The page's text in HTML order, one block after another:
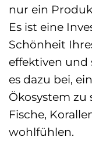
nur ein
Es ist eine
Schönheit
effektiven
es dazu bei,
Ökosystem zu
Fische,
wohlfühlen.